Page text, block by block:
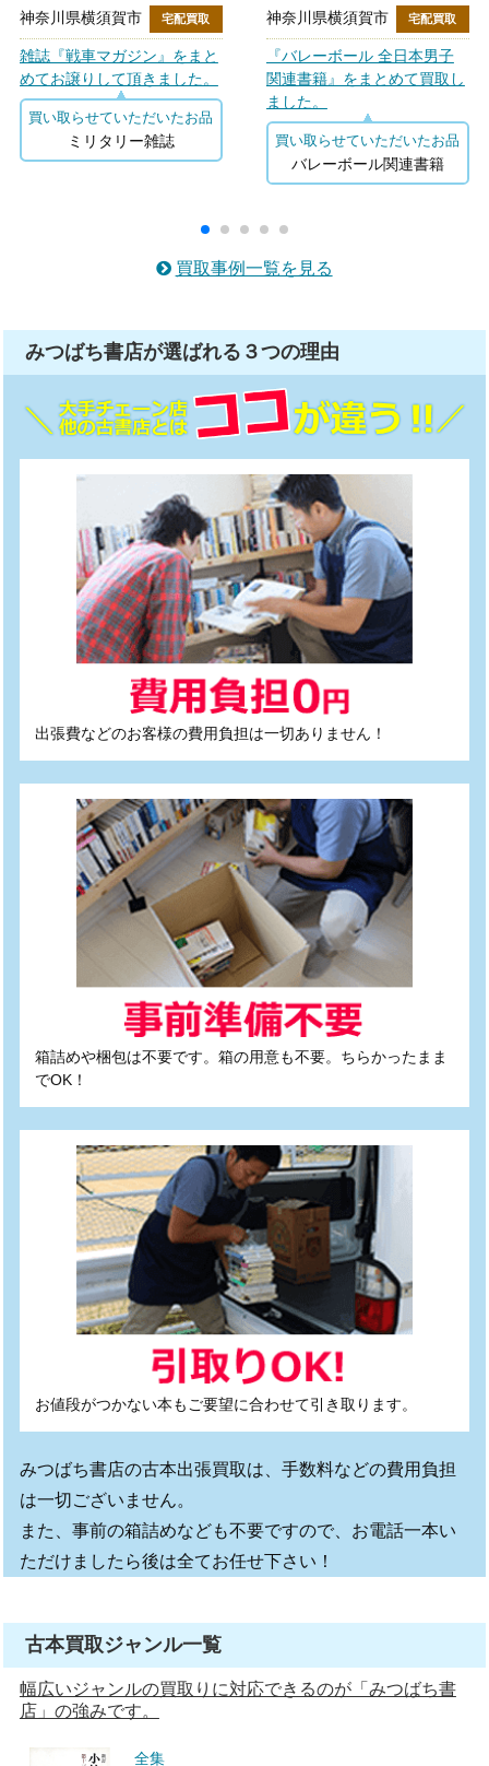
神奈川県横須賀市 宅配買取
雑誌『戦車マガジン』をまと
めてお譲りして頂きました。
買い取らせていただいたお品
ミリタリー雑誌
神奈川県横須賀市 宅配買取
『バレーボール 全日本男子
関連書籍』をまとめて買取し
ました。
買い取らせていただいたお品
バレーボール関連書籍
買取事例一覧を見る
みつばち書店が選ばれる ３つの理由
出張費などのお客様の費用負担は一切ありません！
箱詰めや梱包は不要です。箱の用意も不要。ちらかったまま
でOK！
お値段がつかない本もご要望に合わせて引き取ります。
みつばち書店の古本出張買取は、手数料などの費用負担
は一切ございません。
また、事前の箱詰めなども不要ですので、お電話一本い
ただけましたら後は全てお任せ下さい！
古本買取ジャンル一覧
幅広いジャンルの買取りに対応できるのが「みつばち書
店」の強みです。
全集